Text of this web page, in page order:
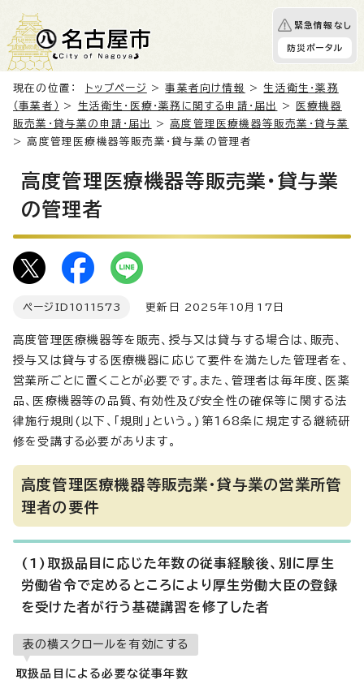
緊急情報なし
防災ポータル
現在の位置： トップページ >事業者向け情報 >生活衛生・薬務
（事業者）
> 生活衛生・医療・薬務に関する申請・届出 >
医療機器
販売業・貸与業の申請・届出
>高度管理医療機器等販売業・貸与業
> 高度管理医療機器等販売業・貸与業の管理者
高度管理医療機器等販売業・貸与業
の管理者
ページID 1011573 更新日 2025年10月17日
高度管理医療機器等を販売、授与又は貸与する場合は、販売、
授与又は貸与する医療機器に応じて要件を満たした管理者を、
営業所ごとに置くことが必要です。また、管理者は毎年度、医薬
品、医療機器等の品質、有効性及び安全性の確保等に関する法
律施行規則(以下、「規則」という。)第168条に規定する継続研
修を受講する必要があります。
高度管理医療機器等販売業・貸与業の営業所管
理者の要件
(1)取扱品目に応じた年数の従事経験後、別に厚生
労働省令で定めるところにより厚生労働大臣の登録
を受けた者が行う基礎講習を修了した者
表の横スクロールを有効にする
取扱品目による必要な従事年数